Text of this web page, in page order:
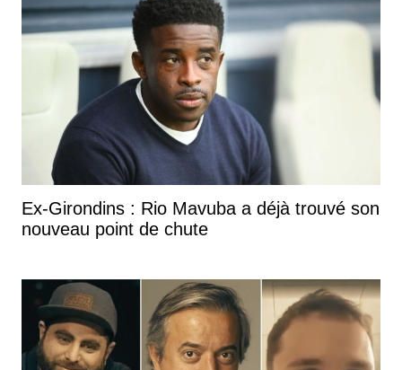
Ex-Girondins : Rio Mavuba a déjà trouvé son
nouveau point de chute